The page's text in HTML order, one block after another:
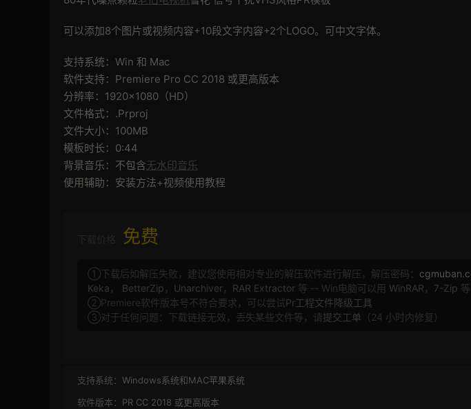
可以添加8个图片或视频内容+10段文字内容+2个LOGO。可中文字体。
支持系统：Win 和 Mac
软件支持：Premiere Pro CC 2018 或更高版本
分辨率：1920×1080（HD）
文件格式：.Prproj
文件大小：100MB
模板时长：0:44
背景音乐：不包含无水印音乐
使用辅助：安装方法+视频使用教程
免费
①下载后如解压失败，建议您使用相对专业的解压软件进行解压，解压密码：
Keka ， BetterZip ， Unarchiver， RAR Extractor 等 -- Win电脑可以用 WinRAR ， 7-Zip 等
②Premiere软件版本号不符合要求，可以尝试Pr工程文件降级工具
③对于任何问题：下载链接无效，丢失某些文件等，请提交工单 （24 小时内修复）
支持系统： Windows系统和MAC苹果系统
软件版本： PR CC 2018 或更高版本